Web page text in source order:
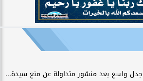
جدل واسع بعد منشور متداولة عن منع سيدة...